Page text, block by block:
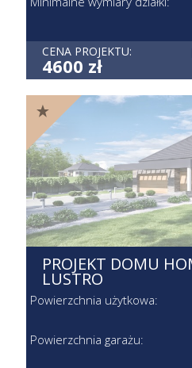
CENA PROJEKTU:
4600 zł
PROJEKT DOMU
LUSTRO
Powierzchnia użytkowa:
Powierzchnia garażu: